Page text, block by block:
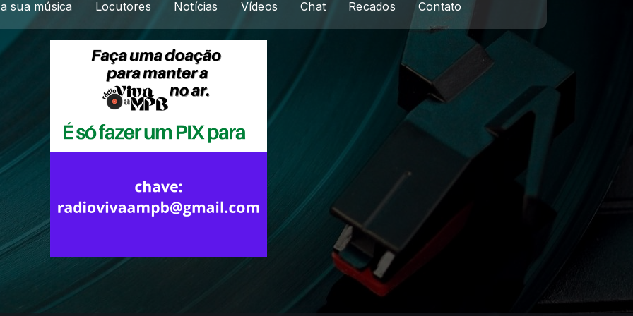
sua música Locutores Notícias Vídeos Chat Recados Contato